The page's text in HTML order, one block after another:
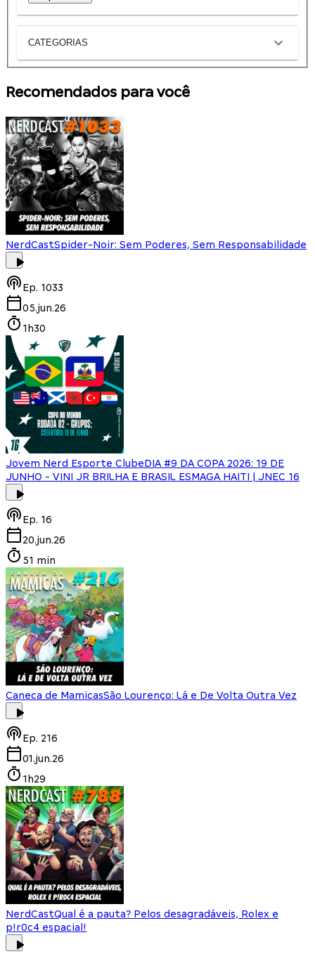
CATEGORIAS
Recomendados para você
NerdCastSpider-Noir: Sem Poderes, Sem Responsabilidade
Ep. 1033
05.jun.26
1h30
Jovem Nerd Esporte ClubeDIA #9 DA COPA 2026: 19 DE
JUNHO - VINI JR BRILHA E BRASIL ESMAGA HAITI | JNEC 16
Ep. 16
20.jun.26
51 min
Caneca de MamicasSão Lourenço: Lá e De Volta Outra Vez
Ep. 216
01.jun.26
1h29
NerdCastQual é a pauta? Pelos desagradáveis, Rolex e
p!r0c4 espacial!